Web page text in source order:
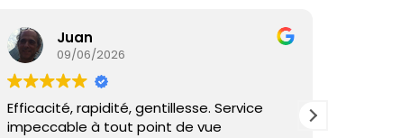
Juan
09/06/2026
Efficacité, rapidité, gentillesse. Service
impeccable à tout point de vue